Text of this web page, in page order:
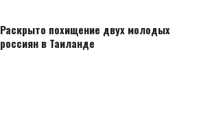
Раскрыто похищение двух молодых
россиян в Таиланде